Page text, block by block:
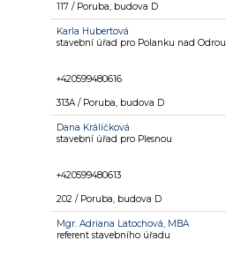
117 / Poruba, budova D
Karla Hubertová
stavební úřad pro Polanku nad Odrou
+420599480616
313A / Poruba, budova D
Dana Králíčková
stavební úřad pro Plesnou
+420599480613
202 / Poruba, budova D
Mgr. Adriana Latochová, MBA
referent stavebního úřadu